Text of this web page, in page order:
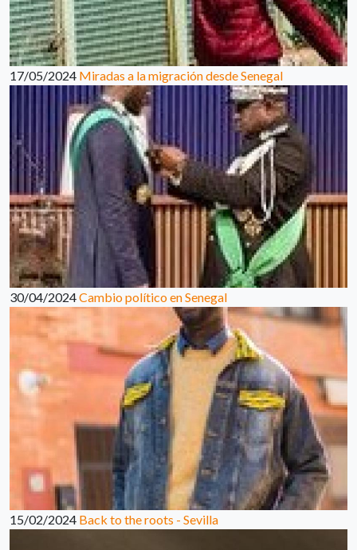
17/05/2024 Miradas a la migración desde Senegal
30/04/2024Cambio político en Senegal
15/02/2024 Back to the roots - Sevilla